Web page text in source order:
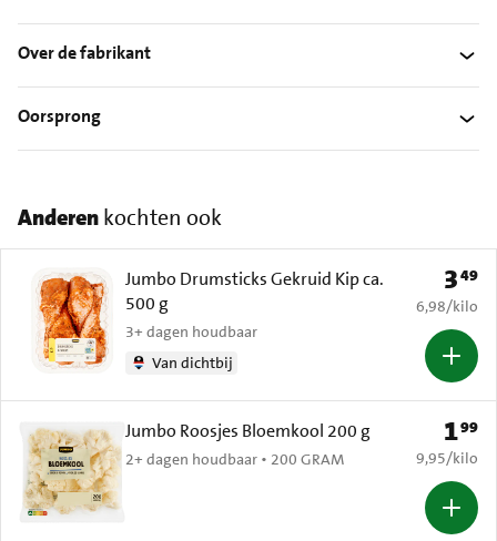
Over de fabrikant
Oorsprong
Anderenkochten ook
Jumbo Drumsticks Gekruid Kip ca.
500 g
3+ dagen houdbaar
Van dichtbij
Prijs:
349
€ 6,98 per
6,98/kilo
Jumbo Roosjes Bloemkool 200 g
2+ dagen houdbaar • 200 GRAM
Prijs:
199
€ 9,95 per
9,95/kilo